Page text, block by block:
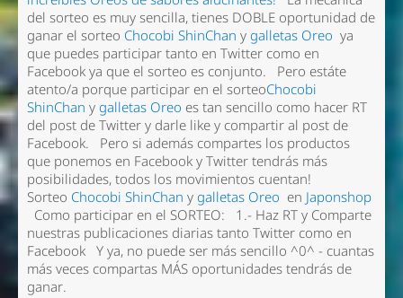
del sorteo es muy sencilla, tienes DOBLE oportunidad de
ganar el sorteo Chocobi ShinChan y galletas Oreo ya
que puedes participar tanto en Twitter como en
Facebook ya que el sorteo es conjunto. Pero estáte
atento/a porque participar en el sorteoChocobi
ShinChan y galletas Oreo es tan sencillo como hacer RT
del post de Twitter y darle like y compartir al post de
Facebook. Pero si además compartes los productos
que ponemos en Facebook y Twitter tendrás más
posibilidades, todos los movimientos cuentan!
Sorteo Chocobi ShinChan y galletas Oreo en Japonshop
Como participar en el SORTEO: 1.- Haz RT y Comparte
nuestras publicaciones diarias tanto Twitter como en
Facebook Y ya, no puede ser más sencillo ^0^ - cuantas
más veces compartas MÁS oportunidades tendrás de
ganar.